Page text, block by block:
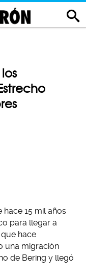
15 mil años
para llegar a
hace
una migración
de Bering y llegó